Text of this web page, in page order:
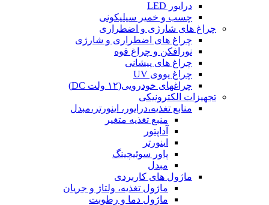
درایور LED
چسب و خمیر سیلیکونی
چراغ های شارژی و اضطراری
چراغ های اضطراری و شارژی
نورافکن و چراغ قوه
چراغ های پیشانی
چراغ یووی UV
چراغهای خودرویی(۱۲ ولت DC)
تجهیزات الکترونیکی
منابع تغذیه،درایور، اینورتر،مبدل
منبع تغذیه متغیر
آداپتور
اینورتر
پاور سوئیچینگ
مبدل
ماژول های کاربردی
ماژول تغذیه، ولتاژ و جریان
ماژول دما و رطوبت